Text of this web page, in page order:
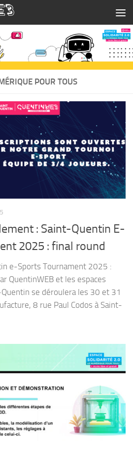
POUR TOUS
: Saint-Quentin E-
2025 : final round
e-Sports Tournament 2025 :
QuentinWEB et les espaces
se déroulera les 30 et 31
8 rue Paul Codos à Saint-